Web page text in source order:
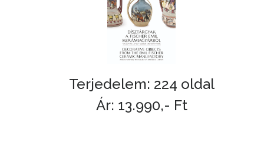
Terjedelem: 224 oldal
Ár: 13.990,- Ft